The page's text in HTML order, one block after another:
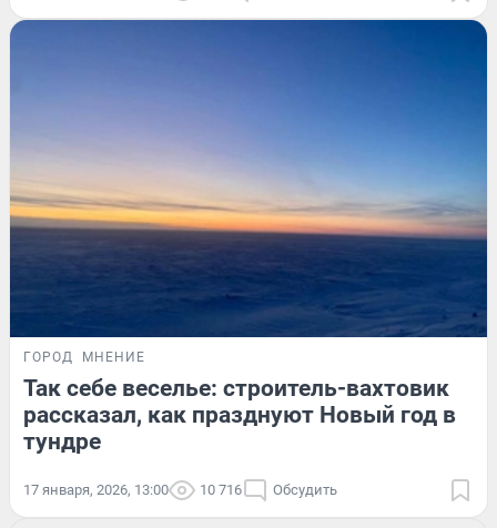
ГОРОД МНЕНИЕ
Так себе веселье: строитель-вахтовик
рассказал, как празднуют Новый год в
тундре
17 января, 2026, 13:00 10 716 Обсудить